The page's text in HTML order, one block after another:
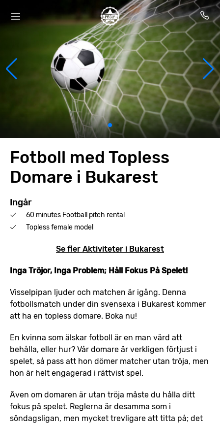
Fotboll med Topless
Domare i Bukarest
Ingår
60 minutes Football pitch rental
Topless female model
Se fler Aktiviteter i Bukarest
Inga Tröjor, Inga Problem; Håll Fokus På Spelet!
Visselpipan ljuder och matchen är igång. Denna
fotbollsmatch under din svensexa i Bukarest kommer
att ha en topless domare. Boka nu!
En kvinna som älskar fotboll är en man värd att
behålla, eller hur? Vår domare är verkligen förtjust i
spelet, så pass att hon dömer matcher utan tröja, men
hon är helt engagerad i rättvist spel.
Även om domaren är utan tröja måste du hålla ditt
fokus på spelet. Reglerna är desamma som i
söndagsligan, men mycket trevligare att titta på; det